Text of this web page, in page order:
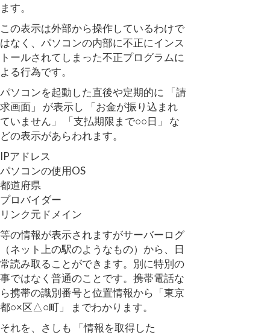
ます。
この表示は外部から操作しているわけで
はなく、パソコンの内部に不正にインス
トールされてしまった不正プログラムに
よる行為です。
パソコンを起動した直後や定期的に 「請
求画面」 が表示し 「お金が振り込まれ
ていません」 「支払期限まで○○日」 な
どの表示があらわれます。
IPアドレス
パソコンの使用OS
都道府県
プロバイダー
リンク元ドメイン
等の情報が表示されますがサーバーログ
（ネット上の駅のようなもの）から、日
常読み取ることができます。別に特別の
事ではなく普通のことです。携帯電話な
ら携帯の識別番号と位置情報から「東京
都○×区△○町」 までわかります。
それを、さしも 「情報を取得した